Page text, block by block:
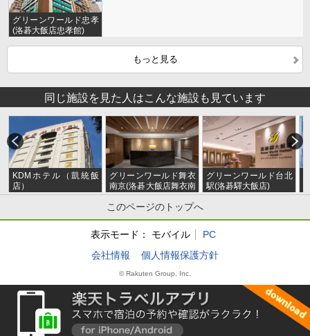
グリーンワールド忠孝
(洛碁大飯店忠孝館)
もっと見る
同じ施設を見た人はこんな施設も見ています
KDMホテル（凱統飯
店）
グリーンワールド舞衣
南京(洛碁大飯店舞衣南
京館)
グリーンワールド台北
駅(洛碁驛大飯店)
このページのトップへ
表示モード： モバイル
PC
会社情報
個人情報保護方針
© Rakuten Group, Inc.